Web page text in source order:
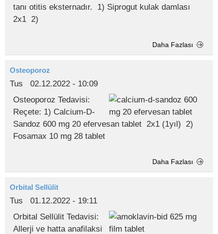
tanı otitis eksternadır. 1) Siprogut kulak damlası
2x1 2)
Daha Fazlası
Osteoporoz
Tus
02.12.2022 - 10:09
Osteoporoz Tedavisi:
Reçete: 1) Calcium-D-
Sandoz 600 mg 20 efervesan tablet 2x1 (1yıl) 2)
Fosamax 10 mg 28 tablet
Daha Fazlası
Orbital Sellülit
Tus
01.12.2022 - 19:11
Orbital Sellülit Tedavisi:
Allerji ve hatta anafilaksi